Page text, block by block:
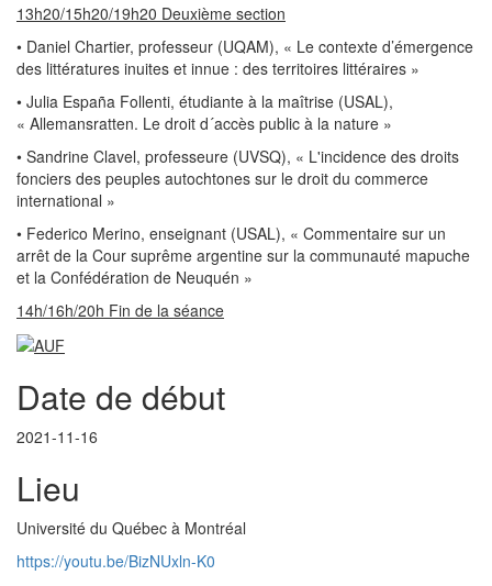
13h20/15h20/19h20 Deuxième section
• Daniel Chartier, professeur (UQAM), « Le contexte d’émergence
des littératures inuites et innue : des territoires littéraires »
• Julia España Follenti, étudiante à la maîtrise (USAL),
« Allemansratten. Le droit d´accès public à la nature »
• Sandrine Clavel, professeure (UVSQ), « L'incidence des droits
fonciers des peuples autochtones sur le droit du commerce
international »
• Federico Merino, enseignant (USAL), « Commentaire sur un
arrêt de la Cour suprême argentine sur la communauté mapuche
et la Confédération de Neuquén »
14h/16h/20h Fin de la séance
Date de début
2021-11-16
Lieu
Université du Québec à Montréal
https://youtu.be/BizNUxln-K0